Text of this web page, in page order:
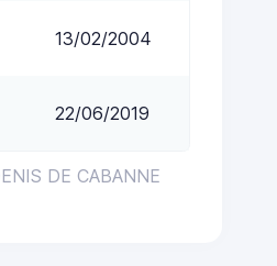
DE CABANNE
13/02/2004
22/06/2019